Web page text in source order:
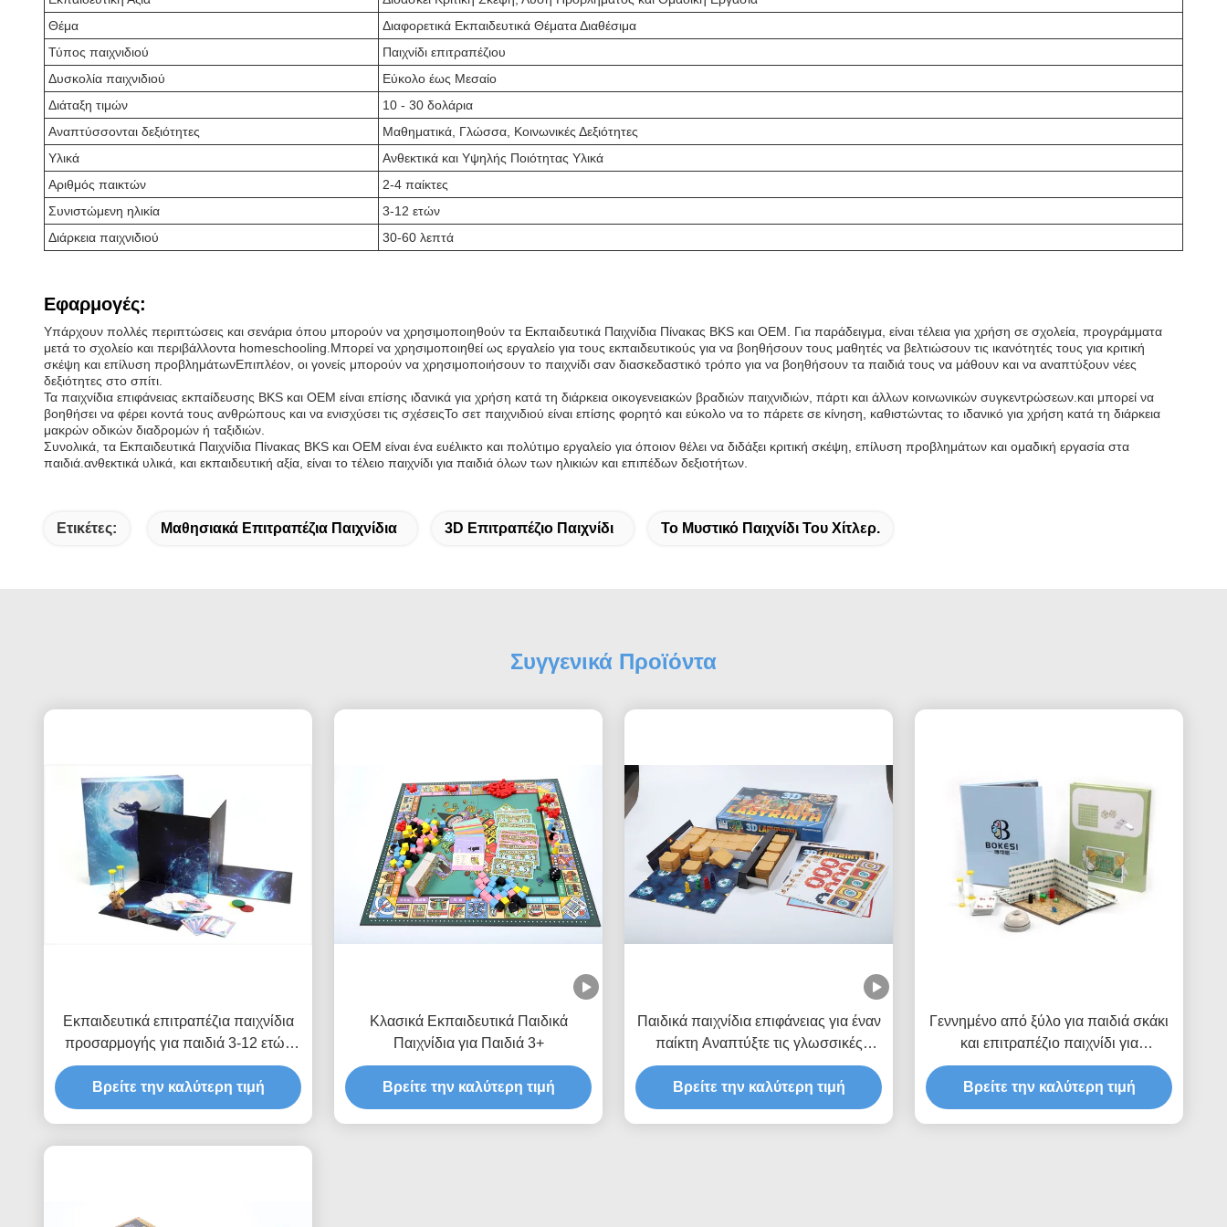
Θέμα
Διαφορετικά Εκπαιδευτικά Θέματα Διαθέσιμα
Τύπος παιχνιδιού
Παιχνίδι επιτραπέζιου
Δυσκολία παιχνιδιού
Εύκολο έως Μεσαίο
Διάταξη τιμών
10 - 30 δολάρια
Αναπτύσσονται δεξιότητες
Μαθηματικά, Γλώσσα, Κοινωνικές Δεξιότητες
Υλικά
Ανθεκτικά και Υψηλής Ποιότητας Υλικά
Αριθμός παικτών
2-4 παίκτες
Συνιστώμενη ηλικία
3-12 ετών
Διάρκεια παιχνιδιού
30-60 λεπτά
Εφαρμογές:
Υπάρχουν πολλές περιπτώσεις και σενάρια όπου μπορούν να χρησιμοποιηθούν τα Εκπαιδευτικά Παιχνίδια Πίνακας BKS και OEM. Για παράδειγμα, είναι τέλεια για χρήση σε σχολεία, προγράμματα
μετά το σχολείο και περιβάλλοντα homeschooling.Μπορεί να χρησιμοποιηθεί ως εργαλείο για τους εκπαιδευτικούς για να βοηθήσουν τους μαθητές να βελτιώσουν τις ικανότητές τους για κριτική
σκέψη και επίλυση προβλημάτωνΕπιπλέον, οι γονείς μπορούν να χρησιμοποιήσουν το παιχνίδι σαν διασκεδαστικό τρόπο για να βοηθήσουν τα παιδιά τους να μάθουν και να αναπτύξουν νέες
δεξιότητες στο σπίτι.
Τα παιχνίδια επιφάνειας εκπαίδευσης BKS και OEM είναι επίσης ιδανικά για χρήση κατά τη διάρκεια οικογενειακών βραδιών παιχνιδιών, πάρτι και άλλων κοινωνικών συγκεντρώσεων.και μπορεί να
βοηθήσει να φέρει κοντά τους ανθρώπους και να ενισχύσει τις σχέσειςΤο σετ παιχνιδιού είναι επίσης φορητό και εύκολο να το πάρετε σε κίνηση, καθιστώντας το ιδανικό για χρήση κατά τη διάρκεια
μακρών οδικών διαδρομών ή ταξιδιών.
Συνολικά, τα Εκπαιδευτικά Παιχνίδια Πίνακας BKS και OEM είναι ένα ευέλικτο και πολύτιμο εργαλείο για όποιον θέλει να διδάξει κριτική σκέψη, επίλυση προβλημάτων και ομαδική εργασία στα
παιδιά.ανθεκτικά υλικά, και εκπαιδευτική αξία, είναι το τέλειο παιχνίδι για παιδιά όλων των ηλικιών και επιπέδων δεξιοτήτων.
Ετικέτες: Μαθησιακά Επιτραπέζια Παιχνίδια 3D Επιτραπέζιο Παιχνίδι Το Μυστικό Παιχνίδι Του Χίτλερ.
Συγγενικά Προϊόντα
Εκπαιδευτικά επιτραπέζια παιχνίδια
προσαρμογής για παιδιά 3-12 ετών
Διάρκεια παιχνιδιού 30-60 λεπτά
Προσαρμόσιμο και εξατομικευμένο
Βρείτε την καλύτερη τιμή
Κλασικά Εκπαιδευτικά Παιδικά
Παιχνίδια για Παιδιά 3+
Βρείτε την καλύτερη τιμή
Παιδικά παιχνίδια επιφάνειας για έναν
παίκτη Αναπτύξτε τις γλωσσικές
δεξιότητες
Βρείτε την καλύτερη τιμή
Γεννημένο από ξύλο για παιδιά σκάκι
και επιτραπέζιο παιχνίδι για
διασκέδαση υλικά χαρτί πλαστικό
Βρείτε την καλύτερη τιμή